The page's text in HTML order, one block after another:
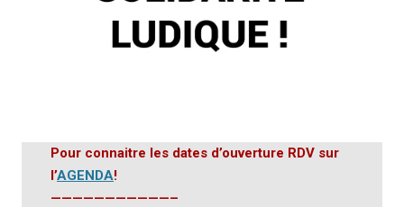
Pour connaitre les dates d’ouverture RDV sur
l’AGENDA!
———————————–